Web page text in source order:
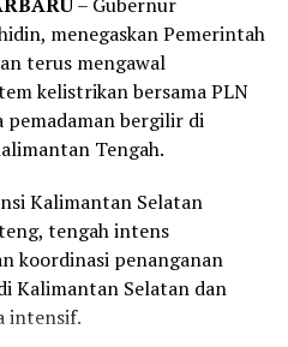
kebersihan, dimulai
sembako harus menjadi
dari lingkungan
juga mendorong
tanaman
manfaat ekonomi
menegaskan Pemerintah
terus mengawal
kelistrikan bersama PLN
pemadaman bergilir di
Tengah.
Kalimantan Selatan
tengah intens
koordinasi penanganan
Kalimantan Selatan dan
intensif.